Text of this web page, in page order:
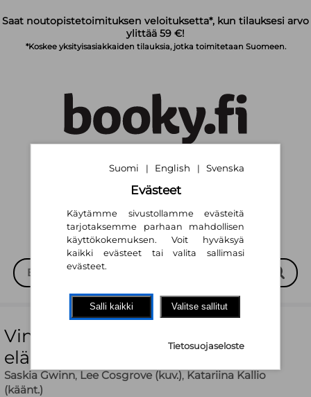
Saat noutopistetoimituksen veloituksetta*, kun tilauksesi arvo
ylittää 59 €!
*Koskee yksityisasiakkaiden tilauksia, jotka toimitetaan Suomeen.
Suomi | English | Svenska
Vinhat perät : Tiesitkö tämän
eläinten pepuista?
Saskia Gwinn, Lee Cosgrove (kuv.), Katariina Kallio
(käänt.)
Suomi | English | Svenska
Evästeet
Käytämme sivustollamme evästeitä
tarjotaksemme parhaan mahdollisen
käyttökokemuksen. Voit hyväksyä
kaikki evästeet tai valita sallimasi
evästeet.
Salli kaikki Valitse sallitut
Tietosuojaseloste